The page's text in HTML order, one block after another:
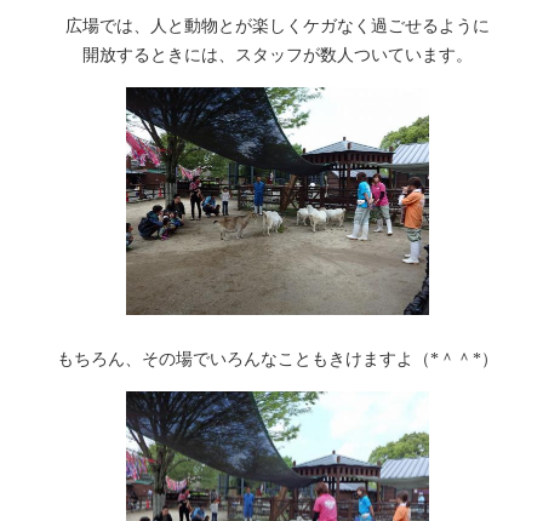
広場では、人と動物とが楽しくケガなく過ごせるように
開放するときには、スタッフが数人ついています。
もちろん、その場でいろんなこともきけますよ（*＾＾*）